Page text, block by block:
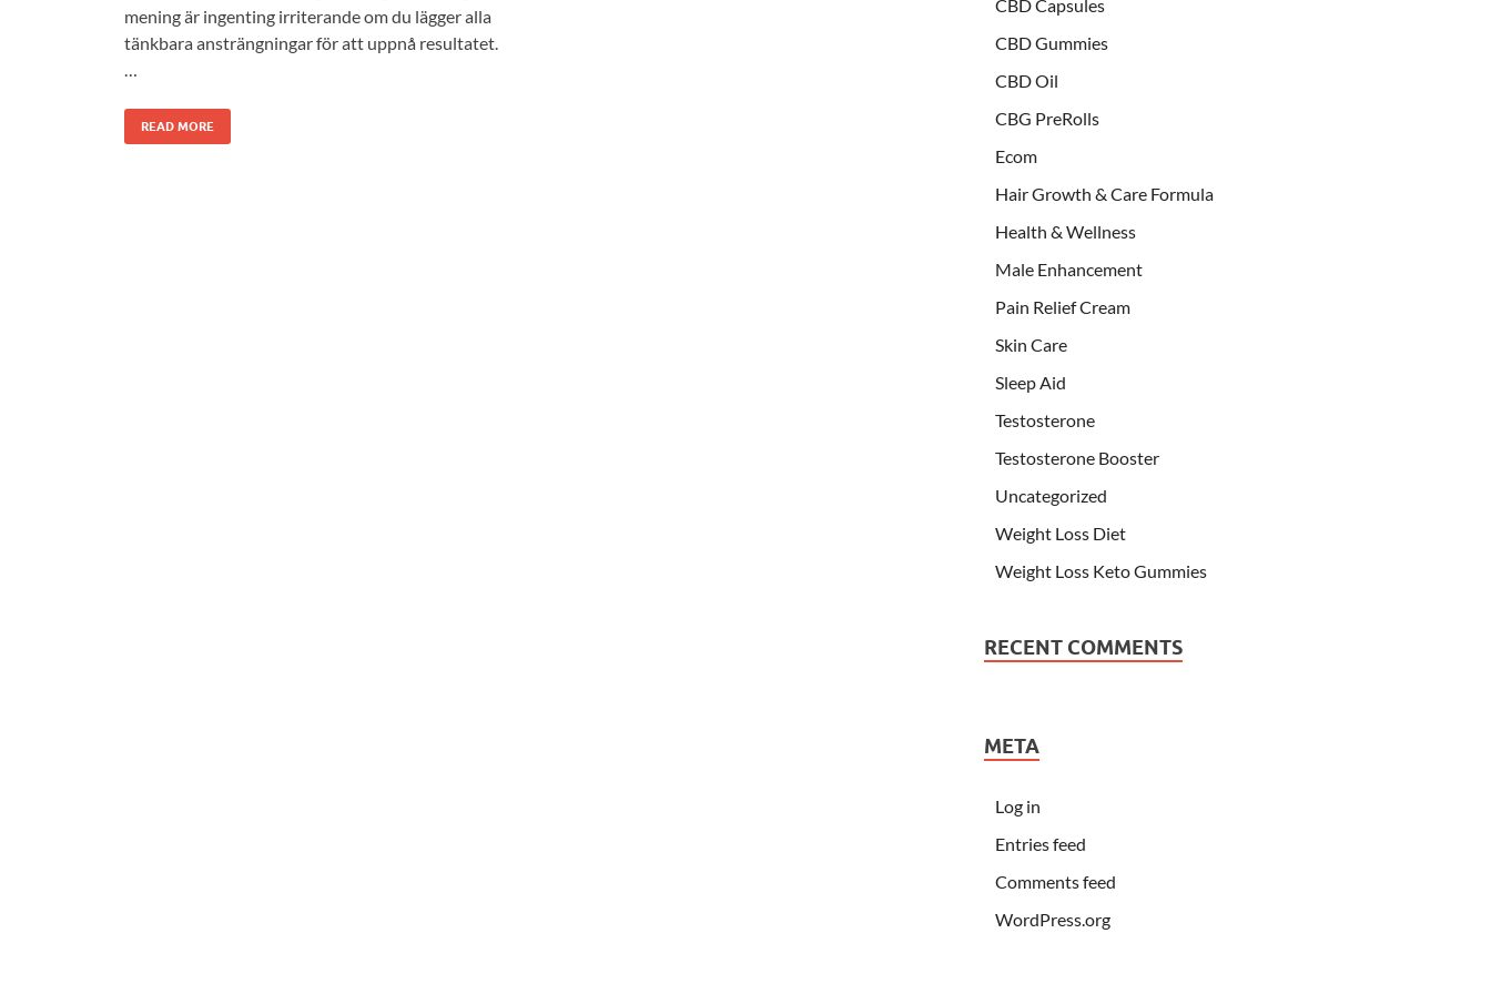
mening är ingenting irriterande om du lägger alla
tänkbara ansträngningar för att uppnå resultatet.
READ MORE
CBD Capsules
CBD Gummies
CBD Oil
CBG PreRolls
Ecom
Hair Growth & Care Formula
Health & Wellness
Male Enhancement
Pain Relief Cream
Skin Care
Sleep Aid
Testosterone
Testosterone Booster
Uncategorized
Weight Loss Diet
Weight Loss Keto Gummies
RECENT COMMENTS
META
Log in
Entries feed
Comments feed
WordPress.org